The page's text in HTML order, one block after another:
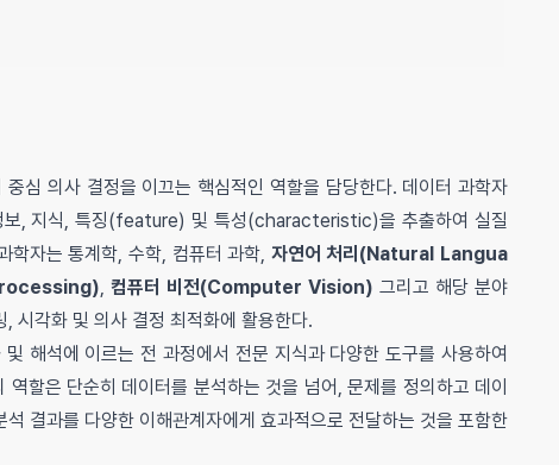
중심 의사 결정을 이끄는 핵심적인 역할을 담당한다. 데이터 과학자
보, 지식, 특징(feature) 및 특성(characteristic)을 추출하여 실질
학자는 통계학, 수학, 컴퓨터 과학, 자연어 처리(Natural Langua
, 컴퓨터 비전(Computer Vision) 그리고 해당 분야
시각화 및 의사 결정 최적화에 활용한다.
해석에 이르는 전 과정에서 전문 지식과 다양한 도구를 사용하여
할은 단순히 데이터를 분석하는 것을 넘어, 문제를 정의하고 데이
결과를 다양한 이해관계자에게 효과적으로 전달하는 것을 포함한